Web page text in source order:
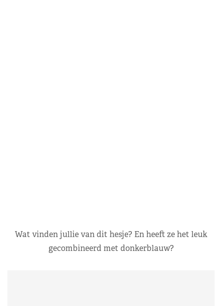
Wat vinden jullie van dit hesje? En heeft ze het leuk
gecombineerd met donkerblauw?